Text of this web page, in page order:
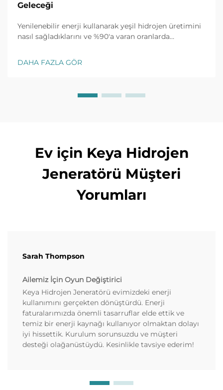
Geleceği
Yenilenebilir enerji kullanarak yeşil hidrojen üretimini
nasıl sağladıklarını ve %90'a varan oranlarda
keşfedin. Daha fazla bilgi edinin.
DAHA FAZLA GÖR
Ev için Keya Hidrojen
Jeneratörü Müşteri
Yorumları
Sarah Thompson
Ailemiz İçin Oyun Değiştirici
Keya Hidrojen Jeneratörü evimizdeki enerji
kullanımını gerçekten dönüştürdü. Enerji
faturalarımızda önemli tasarruflar elde ettik ve
temiz bir enerji kaynağı kullanıyor olmaktan dolayı
iyi hissettik. Kurulum sorunsuzdu ve müşteri
desteği olağanüstüydü. Kesinlikle tavsiye ederim!